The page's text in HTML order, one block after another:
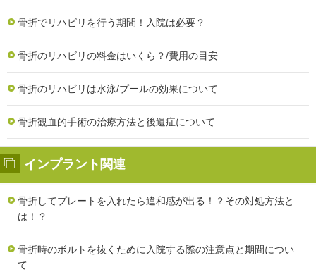
骨折でリハビリを行う期間！入院は必要？
骨折のリハビリの料金はいくら？/費用の目安
骨折のリハビリは水泳/プールの効果について
骨折観血的手術の治療方法と後遺症について
インプラント関連
骨折してプレートを入れたら違和感が出る！？その対処方法と
は！？
骨折時のボルトを抜くために入院する際の注意点と期間につい
て